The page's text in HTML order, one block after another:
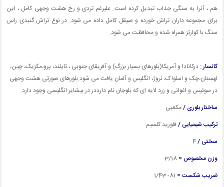
هم ، آنرا به سنگی جذاب تبدیل کرده است. علیرغم تردی و رخ هشت وجهی کامل ، این
برای مجموعه داران تراش خورده و صیقل کامل داده می شود. در نوع تراش گنبدی راس
سنگ با کوارتز همراه شده و محافظت می شود.
کانسار : درکانادا و آمریکا(بلورهای بسیار بزرگ) و آفریقای جنوبی ، تایلند، پرو،مکزیک، چین،
لهستان،چک و اسلواک، نروژ، انگلیس و آلمان یافت می شود.بلورهای صورتی هشت وجهی
در سوئیس و اغوانی و زرد لایه ای که بلوجان نام دارددر در بیشایر انگلیسی وجود دارد.
ساختار بلوری /مکعبی
ترکیب شیمیایی /فلورید کلسیم
سختی /4
وزن مخصوص = /18
ضریب شکست =